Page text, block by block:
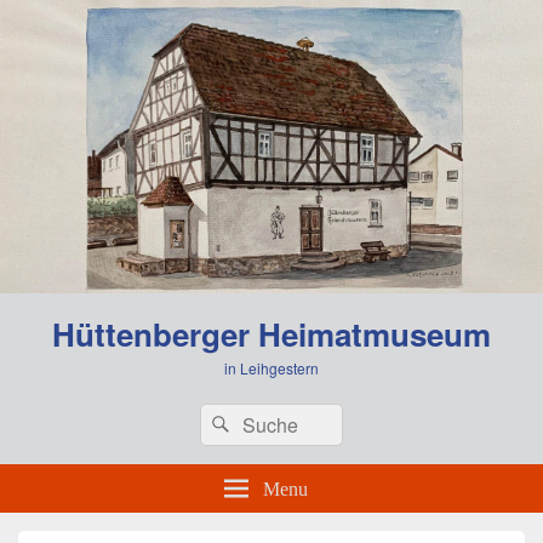
Hüttenberger Heimatmuseum
in Leihgestern
Search
for:
Search
Menu